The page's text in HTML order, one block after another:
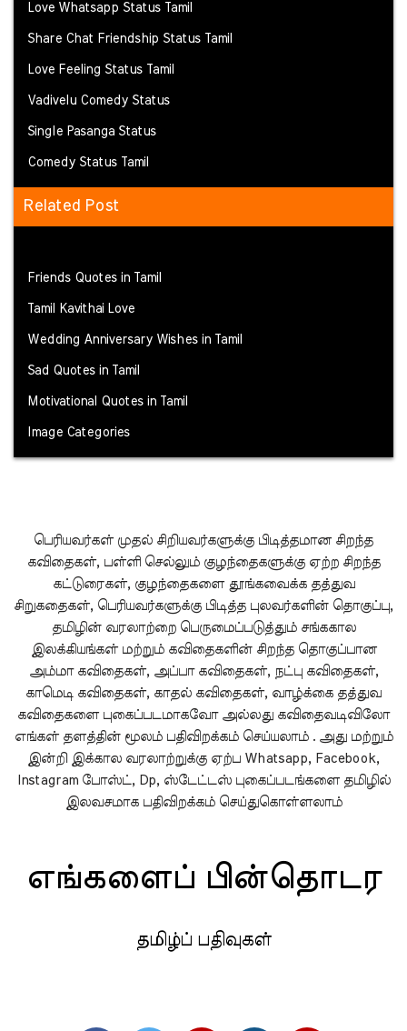
Love Whatsapp Status Tamil
Share Chat Friendship Status Tamil
Love Feeling Status Tamil
Vadivelu Comedy Status
Single Pasanga Status
Comedy Status Tamil
Related Post
Friends Quotes in Tamil
Tamil Kavithai Love
Wedding Anniversary Wishes in Tamil
Sad Quotes in Tamil
Motivational Quotes in Tamil
Image Categories
பெரியவர்கள் முதல் சிறியவர்களுக்கு பிடித்தமான சிறந்த
கவிதைகள், பள்ளி செல்லும் குழந்தைகளுக்கு ஏற்ற சிறந்த
கட்டுரைகள், குழந்தைகளை தூங்கவைக்க தத்துவ
சிறுகதைகள், பெரியவர்களுக்கு பிடித்த புலவர்களின் தொகுப்பு,
தமிழின் வரலாற்றை பெருமைப்படுத்தும் சங்ககால
இலக்கியங்கள் மற்றும் கவிதைகளின் சிறந்த தொகுப்பான
அம்மா கவிதைகள், அப்பா கவிதைகள், நட்பு கவிதைகள்,
காமெடி கவிதைகள், காதல் கவிதைகள், வாழ்க்கை தத்துவ
கவிதைகளை புகைப்படமாகவோ அல்லது கவிதைவடிவிலோ
எங்கள் தளத்தின் மூலம் பதிவிறக்கம் செய்யலாம் . அது மற்றும்
இன்றி இக்கால வரலாற்றுக்கு ஏற்ப Whatsapp, Facebook,
Instagram போஸ்ட், Dp, ஸ்டேட்டஸ் புகைப்படங்களை தமிழில்
இலவசமாக பதிவிறக்கம் செய்துகொள்ளலாம்
எங்களைப் பின்தொடர
தமிழ்ப் பதிவுகள்